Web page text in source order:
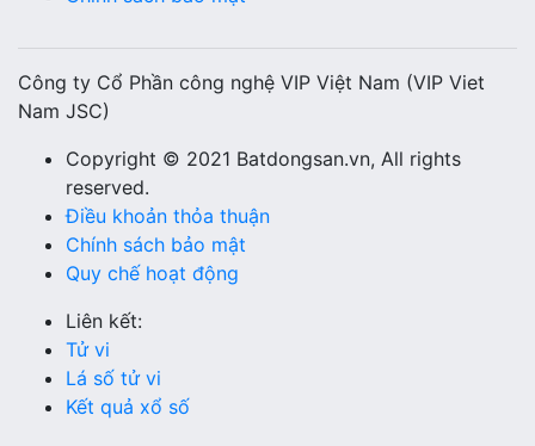
Công ty Cổ Phần công nghệ VIP Việt Nam (VIP Viet
Nam JSC)
Copyright © 2021 Batdongsan.vn, All rights
reserved.
Điều khoản thỏa thuận
Chính sách bảo mật
Quy chế hoạt động
Liên kết:
Tử vi
Lá số tử vi
Kết quả xổ số